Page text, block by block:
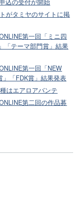
込の受付が開始
がタミヤのサイトに掲
第一回「ミニ四
「テーマ部門賞」結果
第一回「NEW
」「FDK賞」結果発表
はエアロアバンテ
第二回の作品募